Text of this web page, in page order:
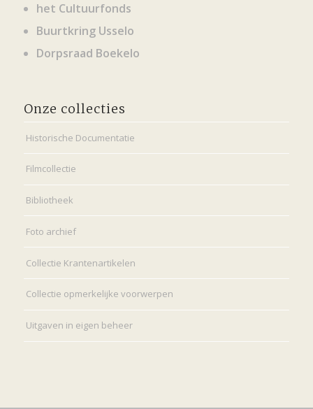
het Cultuurfonds
Buurtkring Usselo
Dorpsraad Boekelo
Onze collecties
Historische Documentatie
Filmcollectie
Bibliotheek
Foto archief
Collectie Krantenartikelen
Collectie opmerkelijke voorwerpen
Uitgaven in eigen beheer